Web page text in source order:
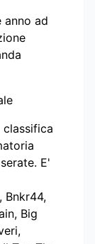
anno ad
E'
Bnkr44,
Big